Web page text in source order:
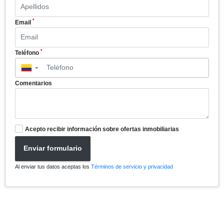
Email *
Teléfono *
▼
Comentarios
Acepto recibir información sobre ofertas inmobiliarias
Enviar formulario
Al enviar tus datos aceptas los Términos de servicio y privacidad